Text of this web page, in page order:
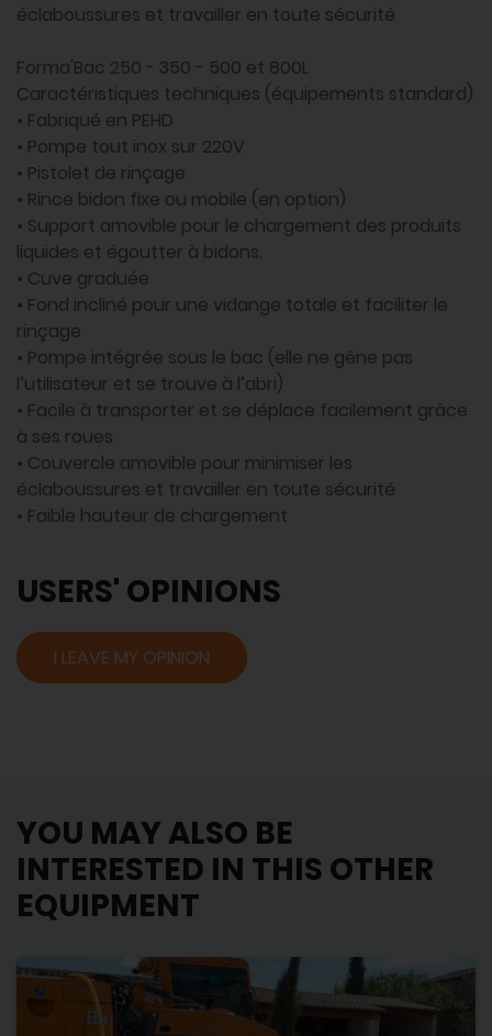
éclaboussures et travailler en toute sécurité
Forma'Bac 250 - 350 - 500 et 800L
Caractéristiques techniques (équipements standard)
• Fabriqué en PEHD
• Pompe tout inox sur 220V
• Pistolet de rinçage
• Rince bidon fixe ou mobile (en option)
• Support amovible pour le chargement des produits
liquides et égoutter à bidons.
• Cuve graduée
• Fond incliné pour une vidange totale et faciliter le
rinçage
• Pompe intégrée sous le bac (elle ne gêne pas
l’utilisateur et se trouve à l’abri)
• Facile à transporter et se déplace facilement grâce
à ses roues
• Couvercle amovible pour minimiser les
éclaboussures et travailler en toute sécurité
• Faible hauteur de chargement
USERS' OPINIONS
I LEAVE MY OPINION
YOU MAY ALSO BE
INTERESTED IN THIS OTHER
EQUIPMENT